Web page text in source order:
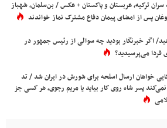
ترکیه، عربستان و پاکستان + عکس / بن‌سلمان، شهباز
پس از امضای پیمان دفاع مشترک نماز خواندند
اگر خبرنگار بودید چه سوالی از رئیس جمهور در
می‌پرسیدید؟
خواهان ارسال اسلحه برای شورش در ایران شد / تد
پسر شاه روی کار بیاید یا مریم رجوی، هر کسی جز